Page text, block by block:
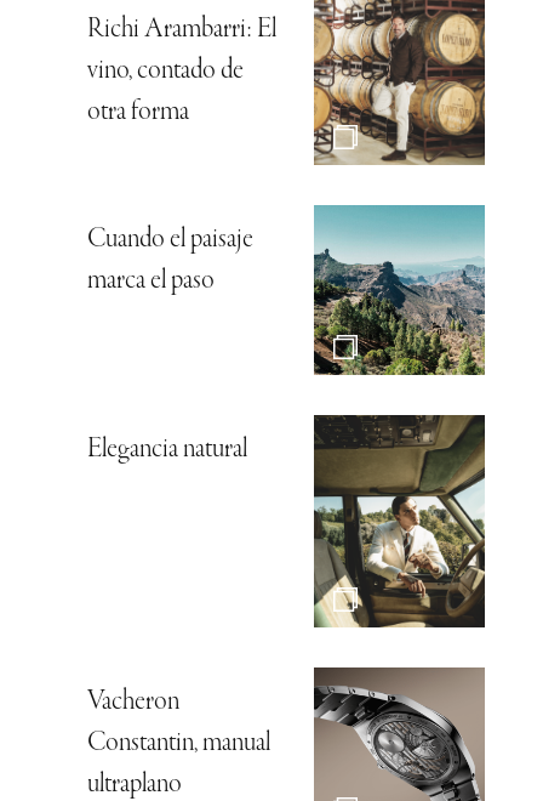
Richi Arambarri: El
vino, contado de
otra forma
Cuando el paisaje
marca el paso
Elegancia natural
Vacheron
Constantin, manual
ultraplano